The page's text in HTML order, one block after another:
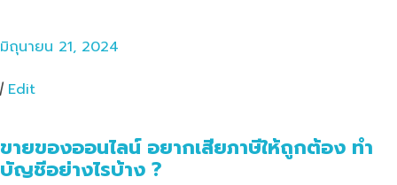
มิถุนายน 21, 2024
| Edit
ขายของออนไลน์ อยากเสียภาษีให้ถูกต้อง ทำ
บัญชีอย่างไรบ้าง ?